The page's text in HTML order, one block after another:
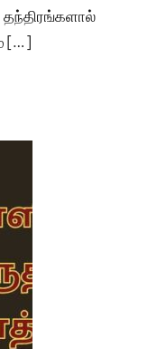
தந்திரங்களால்
[…]